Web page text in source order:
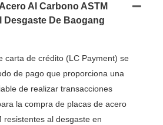
Al Carbono ASTM
Desgaste De Baogang
carta de crédito (LC Payment) se
de pago que proporciona una
de realizar transacciones
la compra de placas de acero
resistentes al desgaste en